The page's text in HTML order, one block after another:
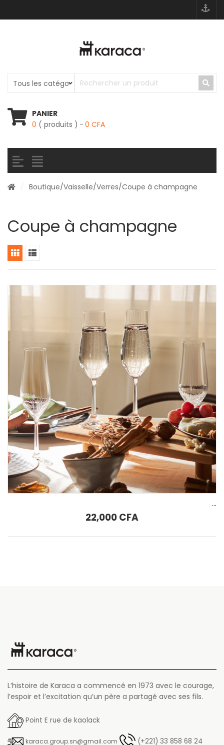
PANIER
0 ( produits ) 0 CFA
Boutique/Vaisselle/Verres/Coupe à champagne
Coupe à champagne
Ensemble de 6 Flutes à champagne verres Karaca Alle 170 ml
22,000CFA
L’histoire de Karaca a commencé en 1973 avec le courage,
l’espoir et l’excitation qu’un père a partagé avec ses fils.
Point E rue de kaolack
karaca.group.sn@gmail.com (+221) 33 858 68 24